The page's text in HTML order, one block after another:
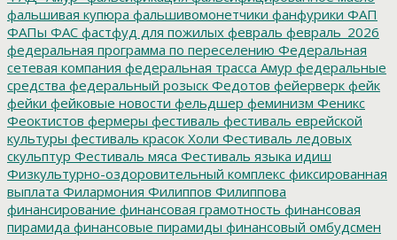
фальшивая купюра фальшивомонетчики фанфурики ФАП
ФАПы ФАС фастфуд для пожилых февраль февраль_2026
федеральная программа по переселению Федеральная
сетевая компания федеральная трасса Амур федеральные
средства федеральный розыск Федотов фейерверк фейк
фейки фейковые новости фельдшер феминизм Феникс
Феоктистов фермеры фестиваль фестиваль еврейской
культуры фестиваль красок Холи Фестиваль ледовых
скульптур Фестиваль мяса Фестиваль языка идиш
Физкультурно-оздоровительный комплекс фиксированная
выплата Филармония Филиппов Филиппова
финансирование финансовая грамотность финансовая
пирамида финансовые пирамиды финансовый омбудсмен